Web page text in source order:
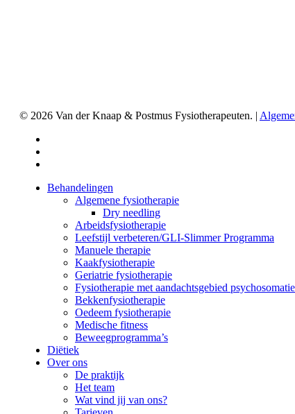
© 2026 Van der Knaap & Postmus Fysiotherapeuten. |
Behandelingen
Algemene fysiotherapie
Dry needling
Arbeidsfysiotherapie
Leefstijl verbeteren/GLI-Slimmer Programma
Manuele therapie
Kaakfysiotherapie
Geriatrie fysiotherapie
Fysiotherapie met aandachtsgebied
Bekkenfysiotherapie
Oedeem fysiotherapie
Medische fitness
Beweegprogramma’s
Diëtiek
Over ons
De praktijk
Het team
Wat vind jij van ons?